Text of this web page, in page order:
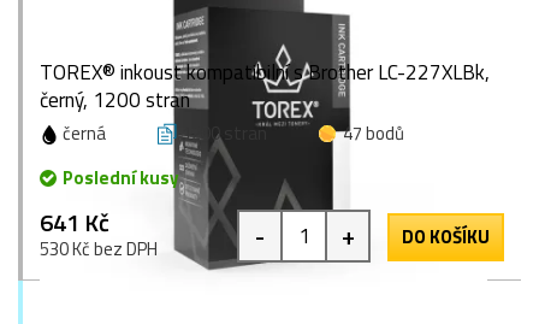
TOREX® inkoust kompatibilní s Brother LC-227XLBk,
černý, 1200 stran
černá 1200 stran
47 bodů
Poslední kusy
641 Kč
530 Kč bez DPH - + DO KOŠÍKU